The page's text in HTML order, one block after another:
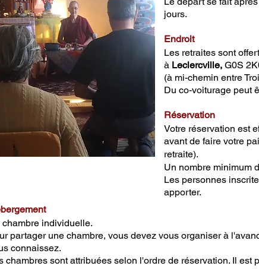
jours.
Endroit
Les retraites sont
à Leclercville, G0S
(à mi-chemin entre
Du co-voiturage peut
Réservation
Votre réservation est
avant de faire votre
retraite).
Un nombre minimum
Les personnes
apporter.
chambre individuelle.
partager une chambre, vous devez vous organiser à
connaissez.
chambres sont attribuées selon l'ordre de réservation. Il est